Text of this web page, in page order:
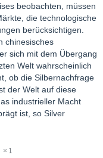
beobachten, müssen
die technologische
berücksichtigen.
chinesisches
sich mit dem Übergang
Welt wahrscheinlich
ob die Silbernachfrage
der Welt auf diese
industrieller Macht
ist, so Silver
1